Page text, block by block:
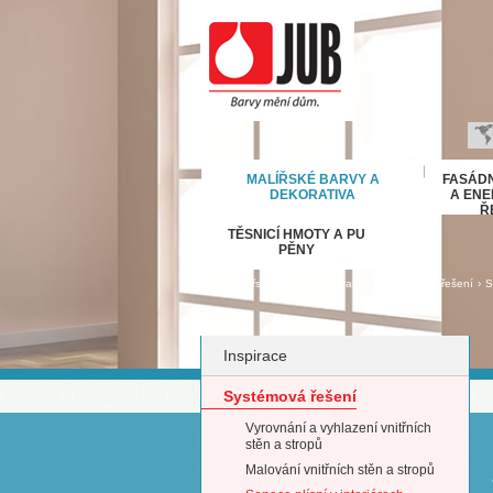
MALÍŘSKÉ BARVY A
DEKORATIVA
A
TĚSNICÍ HMOTY A PU
PĚNY
Malířské barvy a dekorativa Systémová řešení ›
Inspirace
Systémová řešení
Vyrovnání a vyhlazení vnitřních
stěn a stropů
Malování vnitřních stěn a stropů